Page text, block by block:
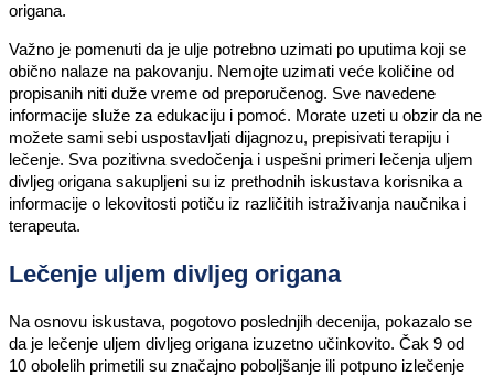
origana.
Važno je pomenuti da je ulje potrebno uzimati po uputima koji se
obično nalaze na pakovanju. Nemojte uzimati veće količine od
propisanih niti duže vreme od preporučenog. Sve navedene
informacije služe za edukaciju i pomoć. Morate uzeti u obzir da ne
možete sami sebi uspostavljati dijagnozu, prepisivati terapiju i
lečenje. Sva pozitivna svedočenja i uspešni primeri lečenja uljem
divljeg origana sakupljeni su iz prethodnih iskustava korisnika a
informacije o lekovitosti potiču iz različitih istraživanja naučnika i
terapeuta.
Lečenje uljem divljeg origana
Na osnovu iskustava, pogotovo poslednjih decenija, pokazalo se
da je lečenje uljem divljeg origana izuzetno učinkovito. Čak 9 od
10 obolelih primetili su značajno poboljšanje ili potpuno izlečenje